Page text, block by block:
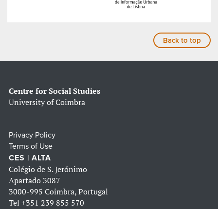
Back to top
Centre for Social Studies
University of Coimbra
Privacy Policy
Terms of Use
CES | ALTA
Colégio de S. Jerónimo
Apartado 3087
3000-995 Coimbra, Portugal
Tel +351 239 855 570